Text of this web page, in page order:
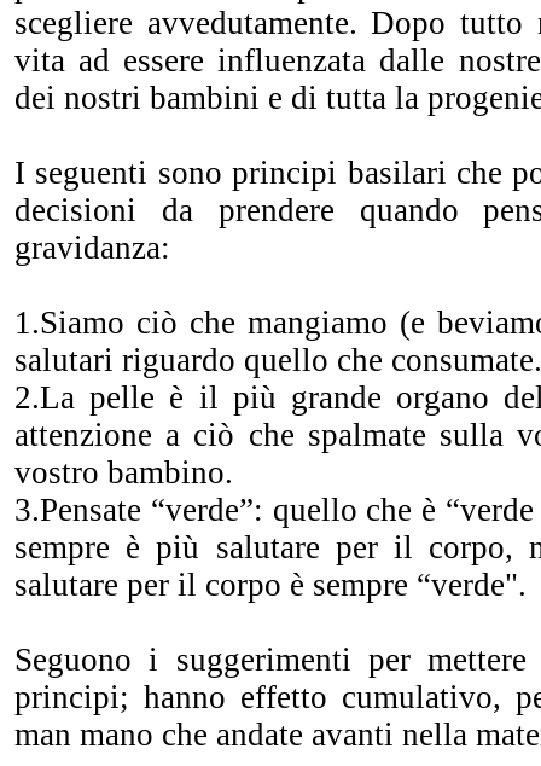
scegliere avvedutamente. Dopo
vita ad essere influenzata dalle
dei nostri bambini e di tutta la
I seguenti sono principi basilari che
decisioni da prendere quando
gravidanza:
1.Siamo ciò che mangiamo (e
salutari riguardo quello che consumate.
2.La pelle è il più grande organo
attenzione a ciò che spalmate sulla
vostro bambino.
3.Pensate “verde”: quello che è
sempre è più salutare per il corpo,
salutare per il corpo è sempre “verde".
Seguono i suggerimenti per
principi; hanno effetto cumulativo,
man mano che andate avanti nella